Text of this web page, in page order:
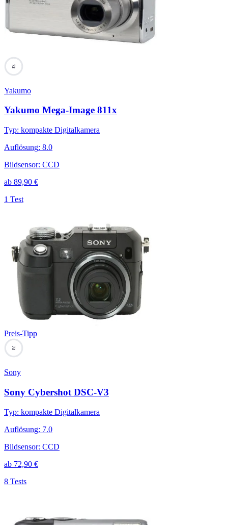
73
Yakumo
Yakumo Mega-Image 811x
Typ: kompakte Digitalkamera
Auflösung: 8.0
Bildsensor: CCD
ab 89,90 €
1 Test
Preis-Tipp
73
Sony
Sony Cybershot DSC-V3
Typ: kompakte Digitalkamera
Auflösung: 7.0
Bildsensor: CCD
ab 72,90 €
8 Tests